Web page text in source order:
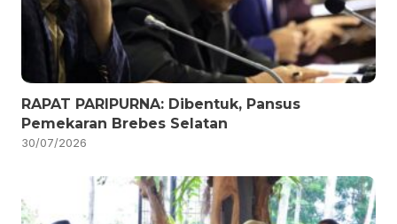
RAPAT PARIPURNA: Dibentuk, Pansus
Pemekaran Brebes Selatan
30/07/2026